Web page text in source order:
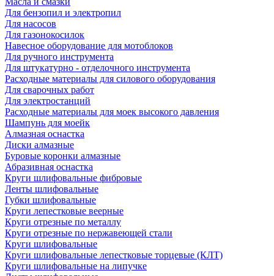
Для бензопил и электропил
Для насосов
Для газонокосилок
Навесное оборудование для мотоблоков
Для ручного инструмента
Для штукатурно - отделочного инструмента
Расходные материалы для силового оборудования
Для сварочных работ
Для электростанций
Расходные материалы для моек высокого давления
Шампунь для моейк
Алмазная оснастка
Диски алмазные
Буровые коронки алмазные
Абразивная оснастка
Круги шлифовальные фибровые
Ленты шлифовальные
Губки шлифовальные
Круги лепестковые веерные
Круги отрезные по металлу
Круги отрезные по нержавеющей стали
Круги шлифовальные
Круги шлифовальные лепестковые торцевые (КЛТ)
Круги шлифовальные на липучке